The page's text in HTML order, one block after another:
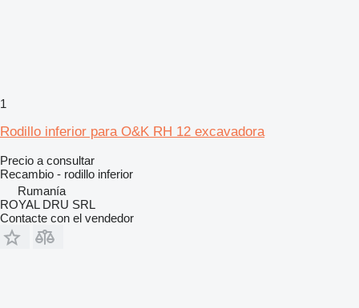
1
Rodillo inferior para O&K RH 12 excavadora
Precio a consultar
Recambio - rodillo inferior
Rumanía
ROYAL DRU SRL
Contacte con el vendedor